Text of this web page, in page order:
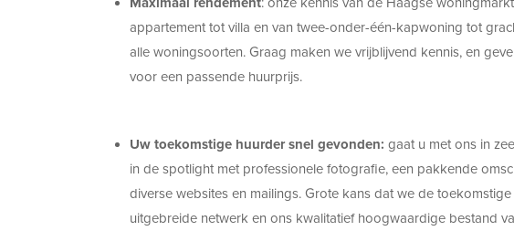
appartement tot villa en van twee-onder-één-kapwoning tot
alle woningsoorten. Graag maken we vrijblijvend kennis, en
voor een passende huurprijs.
Uw toekomstige huurder snel gevonden: gaat u met ons in
in de spotlight met professionele fotografie, een pakkende
diverse websites en mailings. Grote kans dat we de
uitgebreide netwerk en ons kwalitatief hoogwaardige bestand